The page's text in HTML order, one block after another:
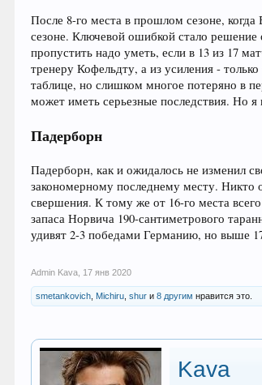
После 8-го места в прошлом сезоне,
сезоне. Ключевой ошибкой стало решение
пропустить надо уметь, если в 13 из 17
тренеру Кофельдту, а из усиления -
таблице, но слишком многое потеряно в
может иметь серьезные последствия. Но
Падерборн
Падерборн, как и ожидалось не изменил
закономерному последнему месту. Никто
свершения. К тому же от 16-го места
запаса Норвича 190-сантиметрового
удивят 2-3 победами Германию, но выше
Admin Kava 17 янв 2020
smetankovich Michiru ,shur и8 другим нравится это.
Kava